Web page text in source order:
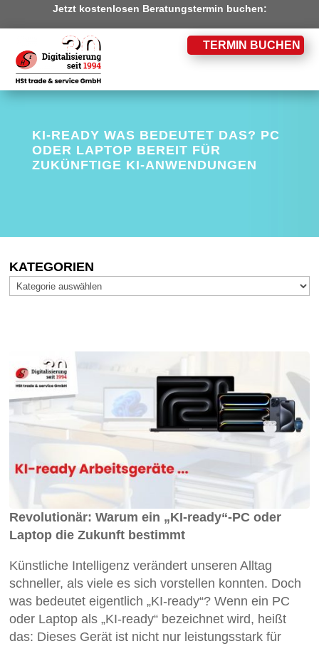
Jetzt kostenlosen Beratungstermin buchen:
TERMIN BUCHEN
KI-READY WAS BEDEUTET DAS? PC
ODER LAPTOP BEREIT FÜR
ZUKÜNFTIGE KI-ANWENDUNGEN
KATEGORIEN
Revolutionär: Warum ein „KI-ready“-PC oder
Laptop die Zukunft bestimmt
Künstliche Intelligenz verändert unseren Alltag
schneller, als viele es sich vorstellen konnten. Doch
was bedeutet eigentlich „KI-ready“? Wenn ein PC
oder Laptop als „KI-ready“ bezeichnet wird, heißt
das: Dieses Gerät ist nicht nur leistungsstark für